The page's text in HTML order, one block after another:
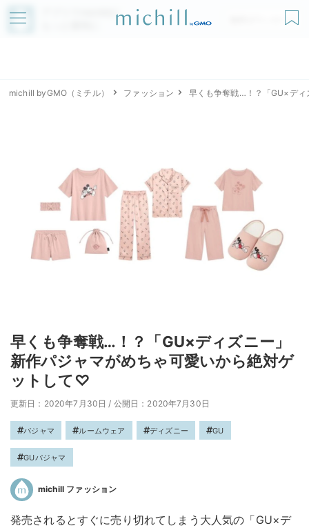
アプリでmichillが
無料ダウンロード
michill byGMO（ミチル） ファッション 早くも争奪戦…！？「GU×デ
早くも争奪戦…！？「GU×ディズニー」
新作パジャマがめちゃ可愛いから絶対ゲ
ットして♡
更新日：2020年7月30日 / 公開日：2020年7月30日
パジャマ ルームウェア ディズニー GU
GUパジャマ
michill ファッション
発売されるとすぐに売り切れてしまう大人気の「GU×デ